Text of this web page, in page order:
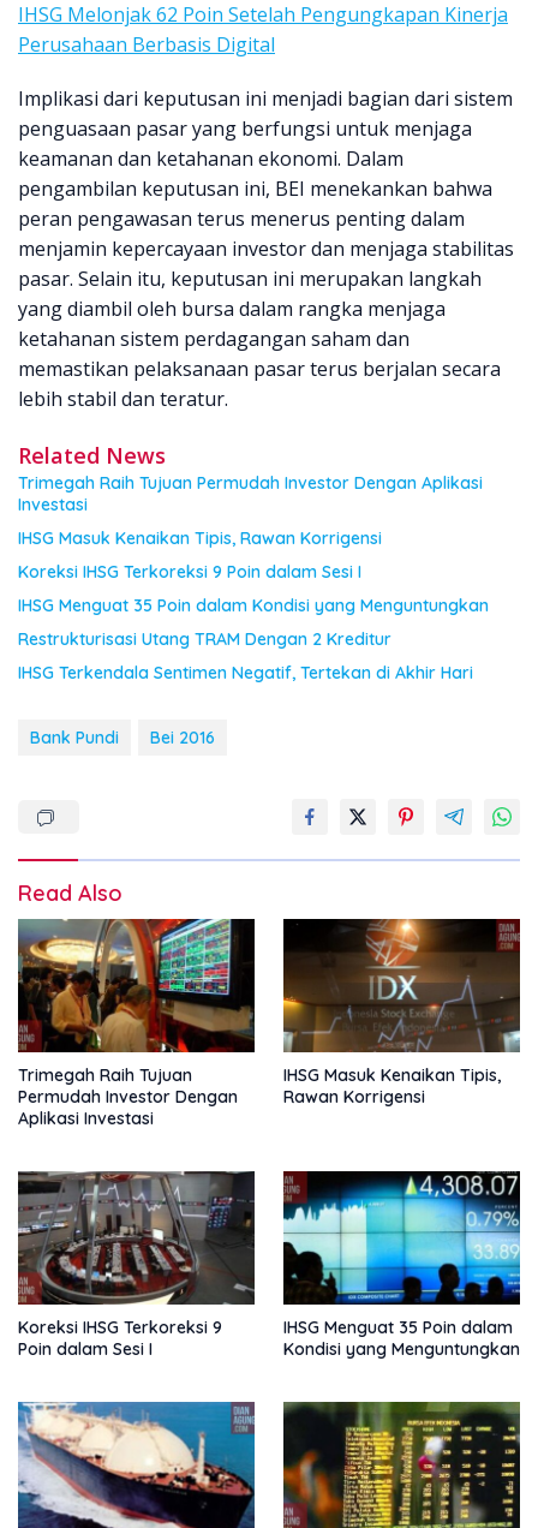
IHSG Melonjak 62 Poin Setelah Pengungkapan Kinerja
Perusahaan Berbasis Digital
Implikasi dari keputusan ini menjadi bagian dari sistem
penguasaan pasar yang berfungsi untuk menjaga
keamanan dan ketahanan ekonomi. Dalam
pengambilan keputusan ini, BEI menekankan bahwa
peran pengawasan terus menerus penting dalam
menjamin kepercayaan investor dan menjaga stabilitas
pasar. Selain itu, keputusan ini merupakan langkah
yang diambil oleh bursa dalam rangka menjaga
ketahanan sistem perdagangan saham dan
memastikan pelaksanaan pasar terus berjalan secara
lebih stabil dan teratur.
Related News
Trimegah Raih Tujuan Permudah Investor Dengan Aplikasi
Investasi
IHSG Masuk Kenaikan Tipis, Rawan Korrigensi
Koreksi IHSG Terkoreksi 9 Poin dalam Sesi I
IHSG Menguat 35 Poin dalam Kondisi yang Menguntungkan
Restrukturisasi Utang TRAM Dengan 2 Kreditur
IHSG Terkendala Sentimen Negatif, Tertekan di Akhir Hari
Bank Pundi Bei 2016
Read Also
Trimegah Raih Tujuan
Permudah Investor Dengan
Aplikasi Investasi
IHSG Masuk Kenaikan Tipis,
Rawan Korrigensi
Koreksi IHSG Terkoreksi 9
Poin dalam Sesi I
IHSG Menguat 35 Poin dalam
Kondisi yang Menguntungkan